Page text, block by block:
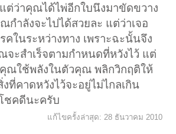
ต่ว่าคุณได้ไพ่อีกใบนึงมาขัดขวาง
กำลังจะไปได้สวยละ แต่ว่าเจอ
ในระหว่างทาง เพราะฉะนั้นจึง
ะสำเร็จตามกำหนดที่หวังไว้ แต่
ณใช้พลังในตัวคุณ พลิกวิกฤติให้
ที่คาดหวังไว้จะอยู่ไม่ไกลเกิน
ชคดีนะครับ
แก้ไขครั้งล่าสุด: 28 ธันวาคม 2010